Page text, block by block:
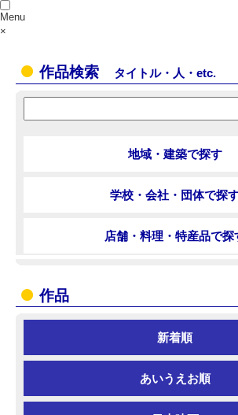
Menu
×
作品検索 タイトル・人・etc.
地域・建築で探す
学校・会社・団体で探
店舗・料理・特産品で探
作品
新着順
あいうえお順